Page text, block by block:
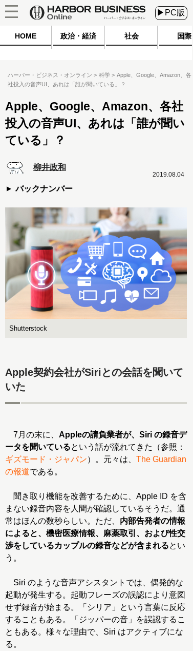
▶PC版
HOME 政治・経済 社会 国際
ハーバー・ビジネス・オンライン 科学
Apple、Google、Amazon、各
社投入の音声UI、あれは「誰が聞いている」？
Apple、Google、Amazon、各社
投入の音声UI、あれは「誰が聞い
ている」？
柳井政和
バックナンバー
2019.08.04
Shutterstock
Apple契約会社がSiriとの会話を聞いて
いた
7月の末に、 Appleの請負業者が、Siri の録音デ
ータを聞いているという話が流れてきた（参照：
ギズモード・ジャパン）。元々は、 The Guardian
の報道である。
聞き取り機能を改善するために、Apple ID を含
まない録音内容を人間が確認しているそうだ。通
常はほんの数秒らしい。ただ、 内部告発者の情報
によると、機密医療情報、麻薬取引、および性交
渉をしているカップルの録音などが含まれるとい
う。
Siri のような音声アシスタントでは、偶発的な
起動が発生する。起動フレーズの誤認により意図
せず録音が始まる。「シリア」という言葉に反応
することもある。「ジッパーの音」を誤認するこ
ともある。様々な理由で、Siri はアクティブにな
る。